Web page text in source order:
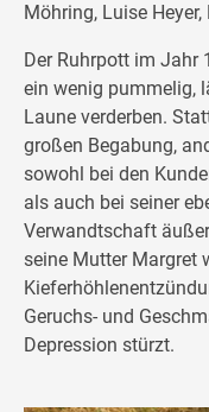
Möhring, Luise
Der Ruhrpott im Jahr
ein wenig pummelig,
Laune verderben.
großen Begabung,
sowohl bei den
als auch bei seiner
Verwandtschaft
seine Mutter Margret
Geruchs- und
Depression stürzt.